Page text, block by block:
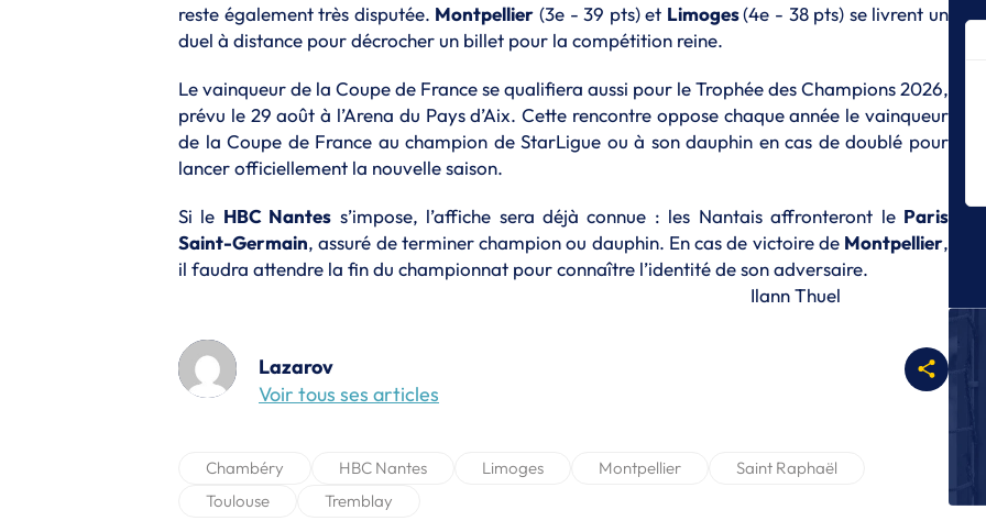
reste également très disputée. Montpellier (3e - 39 pts) et Limoges(4e - 38 pts) se livrent un
duel à distance pour décrocher un billet pour la compétition reine.
Le vainqueur de la Coupe de France se qualifiera aussi pour leTrophée des Champions2026,
prévu le 29 août à l’Arena du Pays d’Aix. Cette rencontre oppose chaque année le vainqueur
de la Coupe de France au champion de StarLigue ou à son dauphin en cas de doublé pour
lancer officiellement la nouvelle saison.
Si le HBC Nantes s’impose, l’affiche sera déjà connue : les Nantais affronteront le Paris
Saint-Germain, assuré de terminer champion ou dauphin. En cas de victoire de Montpellier,
il faudra attendre la fin du championnat pour connaître l’identité de son adversaire.
Ilann Thuel
Lazarov
Voir tous ses articles
Chambéry HBC Nantes Limoges Montpellier
Saint Raphaël
Toulouse
Tremblay